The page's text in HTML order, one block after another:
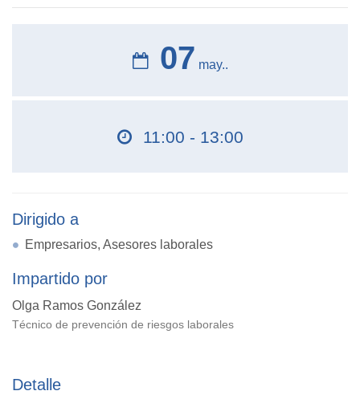
07 may..
11:00 - 13:00
Dirigido a
Empresarios, Asesores laborales
Impartido por
Olga Ramos González
Técnico de prevención de riesgos laborales
Detalle